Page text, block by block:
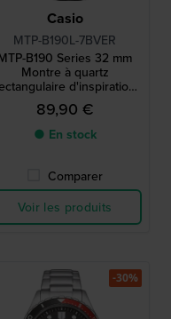
Casio
MTP-B190L-7BVER
B190 Series 32 mm
Montre à quartz
d'inspiration
vintage avec index romains
89,90 €
● En stock
Comparer
Voir les produits
-30%